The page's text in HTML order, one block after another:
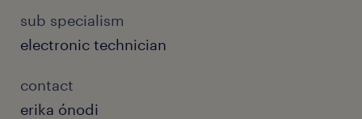
sub specialism
electronic technician
contact
erika ónodi